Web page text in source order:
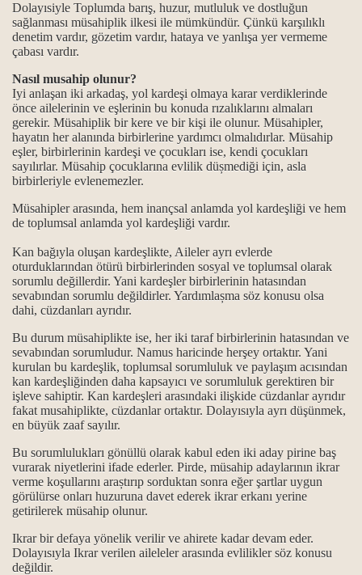
Dolayısiyle Toplumda barış, huzur, mutluluk ve dostluğun
sağlanması müsahiplik ilkesi ile mümkündür. Çünkü karşılıklı
denetim vardır, gözetim vardır, hataya ve yanlışa yer vermeme
çabası vardır.
Nasıl musahip olunur?
Iyi anlaşan iki arkadaş, yol kardeşi olmaya karar verdiklerinde
önce ailelerinin ve eşlerinin bu konuda rızalıklarını almaları
gerekir. Müsahiplik bir kere ve bir kişi ile olunur. Müsahipler,
hayatın her alanında birbirlerine yardımcı olmalıdırlar. Müsahip
eşler, birbirlerinin kardeşi ve çocukları ise, kendi çocukları
sayılırlar. Müsahip çocuklarına evlilik düșmediği için, asla
birbirleriyle evlenemezler.
Müsahipler arasında, hem inançsal anlamda yol kardeşliği ve hem
de toplumsal anlamda yol kardeşliği vardır.
Kan bağıyla oluşan kardeşlikte, Aileler ayrı evlerde
oturduklarından ötürü birbirlerinden sosyal ve toplumsal olarak
sorumlu değillerdir. Yani kardeşler birbirlerinin hatasından
sevabından sorumlu değildirler. Yardımlașma söz konusu olsa
dahi, cüzdanları ayrıdır.
Bu durum müsahiplikte ise, her iki taraf birbirlerinin hatasından ve
sevabından sorumludur. Namus haricinde herşey ortaktır. Yani
kurulan bu kardeşlik, toplumsal sorumluluk ve paylaşım acısından
kan kardeşliğinden daha kapsayıcı ve sorumluluk gerektiren bir
işleve sahiptir. Kan kardeşleri arasındaki ilişkide cüzdanlar ayrıdır
fakat musahiplikte, cüzdanlar ortaktır. Dolayısıyla ayrı düşünmek,
en büyük zaaf sayılır.
Bu sorumlulukları gönüllü olarak kabul eden iki aday pirine baş
vurarak niyetlerini ifade ederler. Pirde, müsahip adaylarının ikrar
verme koşullarını araștırıp sorduktan sonra eğer şartlar uygun
görülürse onları huzuruna davet ederek ikrar erkanı yerine
getirilerek müsahip olunur.
Ikrar bir defaya yönelik verilir ve ahirete kadar devam eder.
Dolayısıyla Ikrar verilen aileleler arasında evlilikler söz konusu
değildir.
yapılan pratik ritueller…
Gülbenk…
ayı